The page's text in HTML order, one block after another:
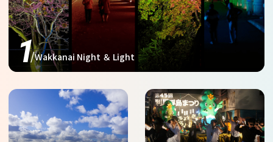
Wakkanai Night ＆ Light
https://www.north-
hokkaido.com/spot/detail_1
018.html
https://www.north-
hokkaido.com/event/detail_1
336.html